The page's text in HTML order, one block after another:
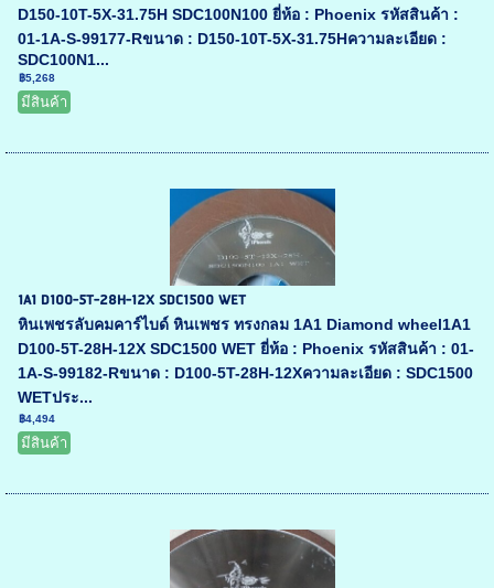
D150-10T-5X-31.75H SDC100N100 ยี่ห้อ : Phoenix รหัสสินค้า :
01-1A-S-99177-Rขนาด : D150-10T-5X-31.75Hความละเอียด :
SDC100N1...
฿5,268
มีสินค้า
1A1 D100-5T-28H-12X SDC1500 WET
หินเพชรลับคมคาร์ไบด์ หินเพชร ทรงกลม 1A1 Diamond wheel1A1
D100-5T-28H-12X SDC1500 WET ยี่ห้อ : Phoenix รหัสสินค้า : 01-
1A-S-99182-Rขนาด : D100-5T-28H-12Xความละเอียด : SDC1500
WETประ...
฿4,494
มีสินค้า